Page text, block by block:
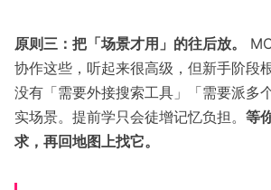
原则三：把「场景才用」的往后放。
协作这些，听起来很高级，但新手阶
没有「需要外接搜索工具」「需要派多
实场景。提前学只会徒增记忆负担。 等
求，再回地图上找它。